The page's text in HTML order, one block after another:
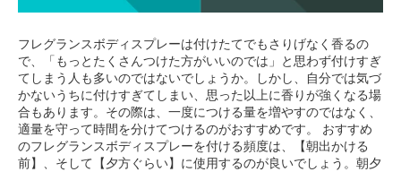
フレグランスボディスプレーは付けたてでもさりげなく香るの
で、「もっとたくさんつけた方がいいのでは」と思わず付けすぎ
てしまう人も多いのではないでしょうか。しかし、自分では気づ
かないうちに付けすぎてしまい、思った以上に香りが強くなる場
合もあります。その際は、一度につける量を増やすのではなく、
適量を守って時間を分けてつけるのがおすすめです。 おすすめ
のフレグランスボディスプレーを付ける頻度は、【朝出かける
前】、そして【夕方ぐらい】に使用するのが良いでしょう。朝夕